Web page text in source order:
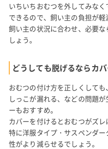
いちいちおむつを外してみな
できるので、飼い主の負担が軽
飼い主の状況に合わせ、必要
しょう。
どうしても脱げるならカ
おむつの付け方を正しくして
しっこが漏れる、などの問題
ーもおすすめ。
カバーを付けるとおむつがズレ
特に洋服タイプ・サスペンダ
性がより減らせるでしょう。